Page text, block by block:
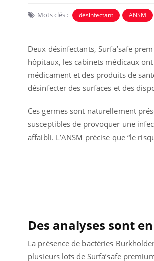
Mots clés : désinfectant ANSM
Deux désinfectants, Surfa’safe
hôpitaux, les cabinets médicaux
médicament et des produits de
désinfecter des surfaces et des
Ces germes sont naturellement
susceptibles de provoquer une
affaibli. L’ANSM précise que “le
Des analyses sont
La présence de bactéries
plusieurs lots de Surfa’safe
La sieste empêche-t-elle
de dormir la nuit ?
VIH : la fin du comprimé
tous les jours se profile-t-